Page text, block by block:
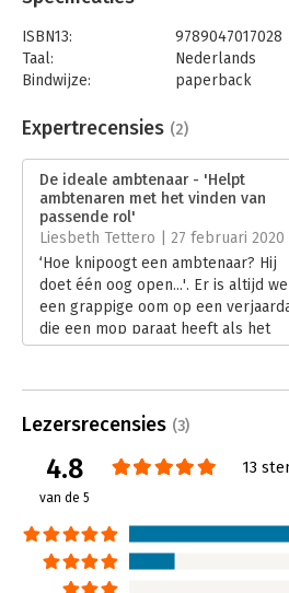
ISBN13:
9789047017028
Taal:
Nederlands
Bindwijze:
paperback
Uitgever:
Business Contact
Verschijningsdatum:
8-8-2022
Hoofdrubriek:
Expertrecensies (2)
De ideale ambtenaar - 'Helpt
ambtenaren met het vinden van
passende rol'
Liesbeth Tettero | 27 februari 2020
‘Hoe knipoogt een ambtenaar? Hij
doet één oog open...'. Er is altijd
een grappige oom op een
die een mop paraat heeft als het
gesprek over de overheid gaat.
Lezersrecensies (3)
4.8
van de 5
13